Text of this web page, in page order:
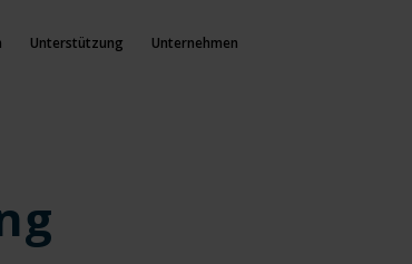
Unterstützung Unternehmen